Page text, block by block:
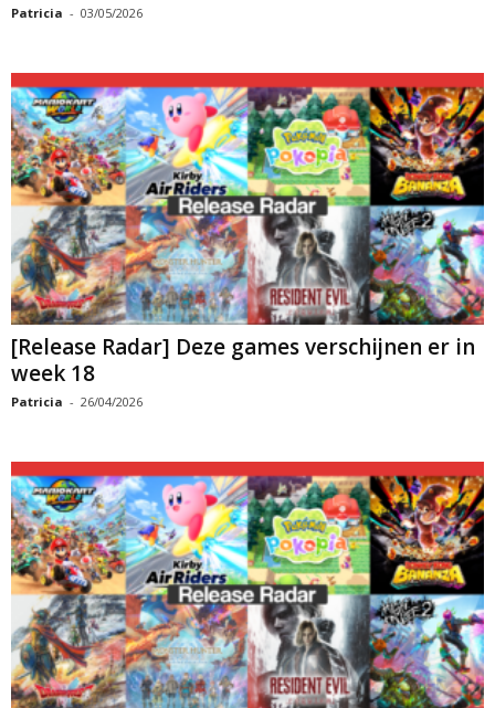
Patricia - 03/05/2026
[Release Radar] Deze games verschijnen er in
week 18
Patricia - 26/04/2026